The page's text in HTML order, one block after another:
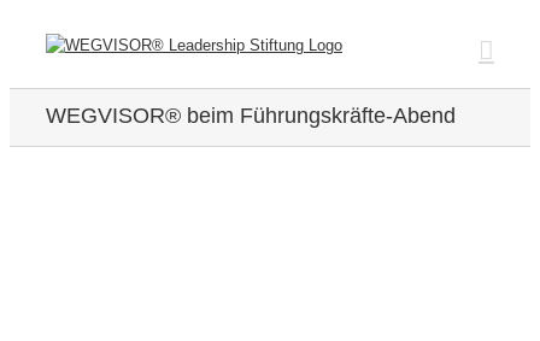
WEGVISOR® beim Führungskräfte-Abend